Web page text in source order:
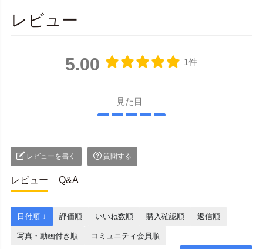
レビュー
5.00 1件
見た目
レビューを書く 質問する
レビュー Q&A
日付順 ↓ 評価順 いいね数順 購入確認順 返信順
写真・動画付き順 コミュニティ会員順